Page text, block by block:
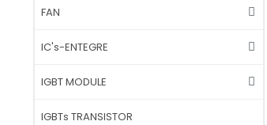
FAN
IC's-ENTEGRE
IGBT MODULE
IGBTs TRANSISTOR